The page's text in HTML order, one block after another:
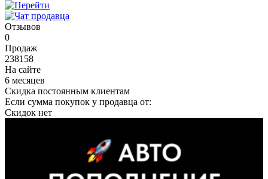
Отзывов
0
Продаж
238158
На сайте
6 месяцев
Скидка постоянным клиентам
Если сумма покупок у продавца от:
Скидок нет